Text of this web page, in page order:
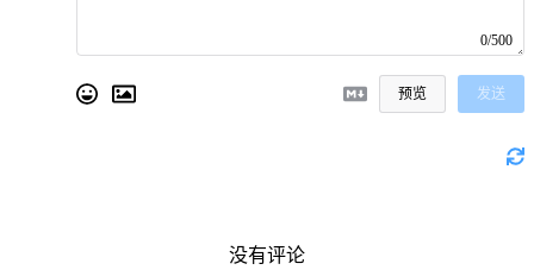
0/500
预览 发送
没有评论